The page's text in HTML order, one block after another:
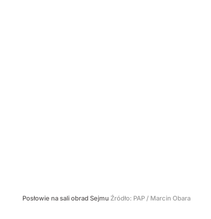
Posłowie na sali obrad Sejmu Źródło: PAP / Marcin Obara